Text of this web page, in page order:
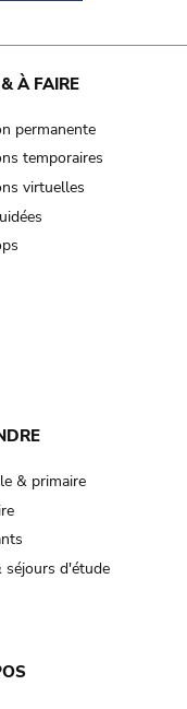
À FAIRE
permanente
temporaires
virtuelles
& primaire
séjours d'étude